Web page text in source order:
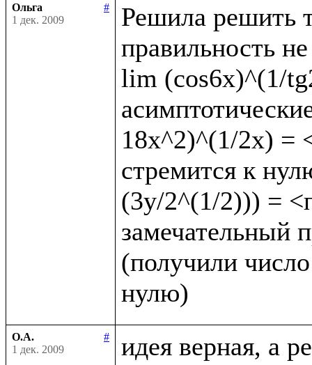
Ольга
#
1 дек. 2009
Решила решить
правильность
lim (cos6x)^(1/
18x^2)^(1/2x) =
стремится к
(3y/2^(1/2))) =
замечательный
(получили
О.А.
#
1 дек. 2009